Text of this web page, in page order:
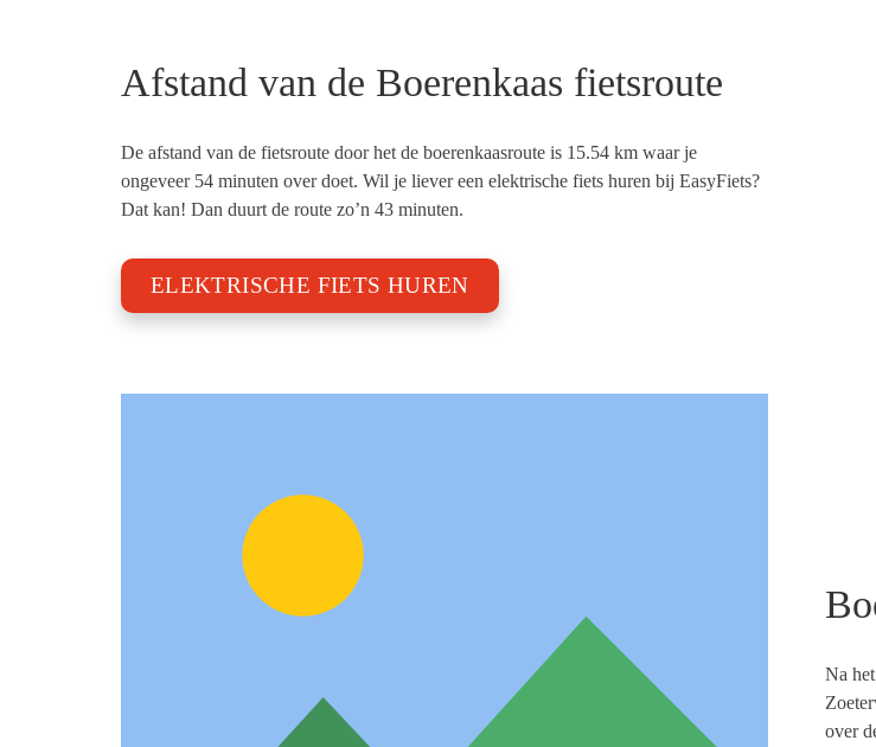
Afstand van de Boerenkaas fietsroute
De afstand van de fietsroute door het de boerenkaasroute is 15.54 km waar je
ongeveer 54 minuten over doet. Wil je liever een elektrische fiets huren bij EasyFiets?
Dat kan! Dan duurt de route zo’n 43 minuten.
ELEKTRISCHE FIETS HUREN
Na
over